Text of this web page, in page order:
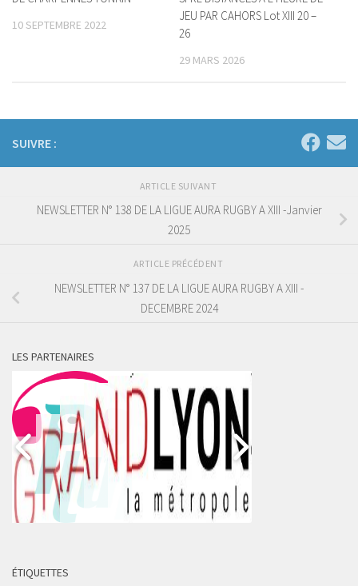
10 SEPTEMBRE 2022
JEU PAR CAHORS Lot XIII 20 –
26
29 MARS 2026
SUIVRE :
ARTICLE SUIVANT
NEWSLETTER N° 138 DE LA LIGUE AURA RUGBY A XIII -Janvier
2025
ARTICLE PRÉCÉDENT
NEWSLETTER N° 137 DE LA LIGUE AURA RUGBY A XIII -
DECEMBRE 2024
LES PARTENAIRES
ÉTIQUETTES